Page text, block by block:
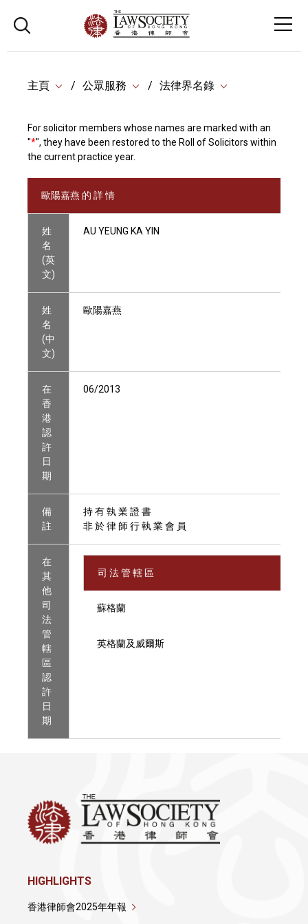
主頁 公眾服務 法律界名錄
For solicitor members whose names are marked with an
"*", they have been restored to the Roll of Solicitors within
the current practice year.
歐陽嘉燕 的 詳 情
姓
名
(英
文)
AU YEUNG KA YIN
姓
名
(中
文)
歐陽嘉燕
在
香
港
認
許
日
期
06/2013
備
註
持 有 執 業 證 書
非 於 律 師 行 執 業 會 員
在
其
他
司
法
管
轄
區
認
許
日
期
司 法 管 轄 區
蘇格蘭
英格蘭及威爾斯
HIGHLIGHTS
香港律師會2025年年報